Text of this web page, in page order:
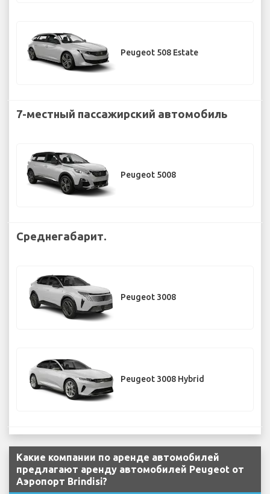
Peugeot 508 Estate
7-местный пассажирский автомобиль
Peugeot 5008
Среднегабарит.
Peugeot 3008
Peugeot 3008 Hybrid
Какие компании по аренде автомобилей
предлагают аренду автомобилей Peugeot от
Аэропорт Brindisi?